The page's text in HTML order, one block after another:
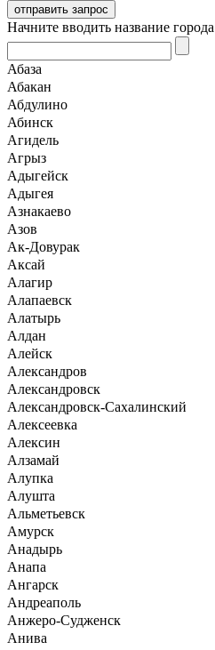
отправить запрос
Начните вводить название города
Абаза
Абакан
Абдулино
Абинск
Агидель
Агрыз
Адыгейск
Адыгея
Азнакаево
Азов
Ак-Довурак
Аксай
Алагир
Алапаевск
Алатырь
Алдан
Алейск
Александров
Александровск
Александровск-Сахалинский
Алексеевка
Алексин
Алзамай
Алупка
Алушта
Альметьевск
Амурск
Анадырь
Анапа
Ангарск
Андреаполь
Анжеро-Судженск
Анива